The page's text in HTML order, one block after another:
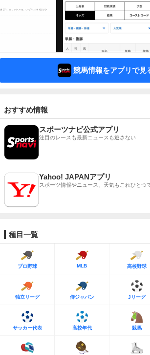
競馬情報をアプリで見
おすすめ情報
スポーツナビ公式アプリ
注目のレースも最新ニュースも逃さない
Yahoo! JAPANアプリ
スポーツ情報やニュース、天気もこれひとつ
種目一覧
プロ野球 MLB 高校野球
独立リーグ 侍ジャパン Jリーグ
サッカー代表 高校年代 競馬